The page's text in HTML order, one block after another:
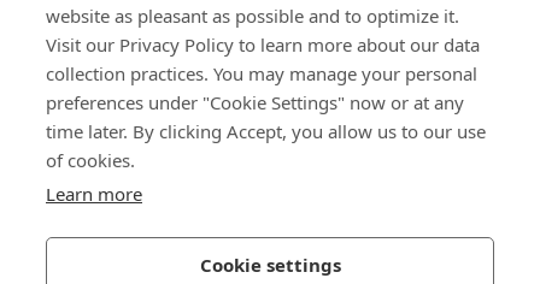
website as pleasant as possible and to optimize it.
Visit our Privacy Policy to learn more about our data
collection practices. You may manage your personal
preferences under "Cookie Settings" now or at any
time later. By clicking Accept, you allow us to our use
of cookies.
Learn more
Cookie settings
Über uns
Bossard Schweiz
Steinhauserstrasse 70
6301 Zug